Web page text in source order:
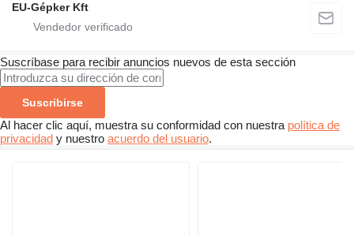
EU-Gépker Kft
Suscríbase para recibir anuncios nuevos de esta sección
Suscribirse
Al hacer clic aquí, muestra su conformidad con nuestra política de
privacidad y nuestro acuerdo del usuario.